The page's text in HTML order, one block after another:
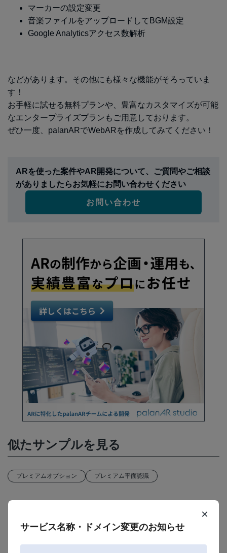
×
サービス名称・ドメイン変更のお知らせ
マーカーの設定変更
音楽ファイルをアップロードしてBGM設定
Google Analyticsアクセス数解析
などがあります。その他にも様々な機能がそろっていま
す！
お手軽に試せる無料プランや、豊富なカスタマイズが可能
なエンタープライズプランもご用意しております。
ぜひ一度、palanARでWebARを作成してみてください！
ARを使った案件やAR開発について、ご質問やご相談
がありましたらお気軽にお問い合わせください
お問い合わせ
似たサンプルを見る
プレミアムオプション プレミアム平面認識